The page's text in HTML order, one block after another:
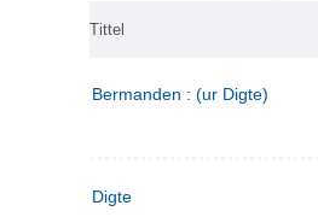
Tittel
Bermanden : (ur Digte)
Digte